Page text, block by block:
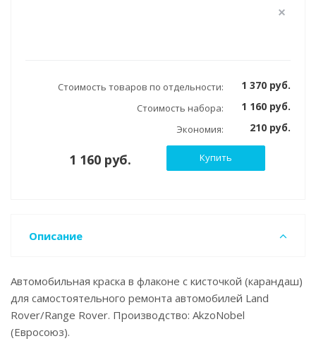
Стоимость товаров по отдельности: 1 370 руб.
Стоимость набора: 1 160 руб.
Экономия: 210 руб.
1 160 руб. Купить
Описание
Автомобильная краска в флаконе с кисточкой (карандаш)
для самостоятельного ремонта автомобилей Land
Rover/Range Rover. Производство: AkzoNobel
(Евросоюз).